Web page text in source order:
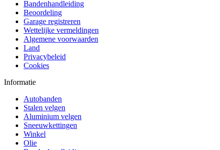
Bandenhandleiding
Beoordeling
Garage registreren
Wettelijke vermeldingen
Algemene voorwaarden
Land
Privacybeleid
Cookies
Informatie
Autobanden
Stalen velgen
Aluminium velgen
Sneeuwkettingen
Winkel
Olie